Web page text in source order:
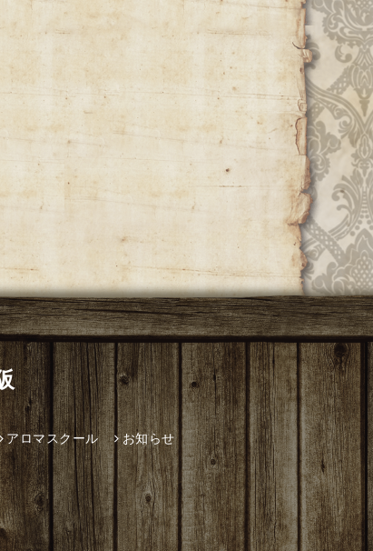
アロマスクール お知らせ